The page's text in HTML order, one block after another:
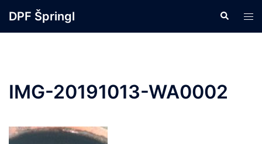
DPF Špringl
IMG-20191013-WA0002